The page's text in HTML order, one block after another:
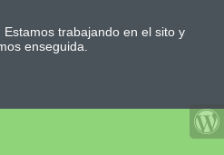
trabajando en el sito y
enseguida.